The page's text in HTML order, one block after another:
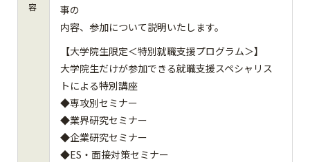
容
事の
内容、参加について説明いたします。
【大学院生限定＜特別就職支援プログラム＞】
大学院生だけが参加できる就職支援スペシャリス
トによる特別講座
◆専攻別セミナー
◆業界研究セミナー
◆企業研究セミナー
◆ES・面接対策セミナー